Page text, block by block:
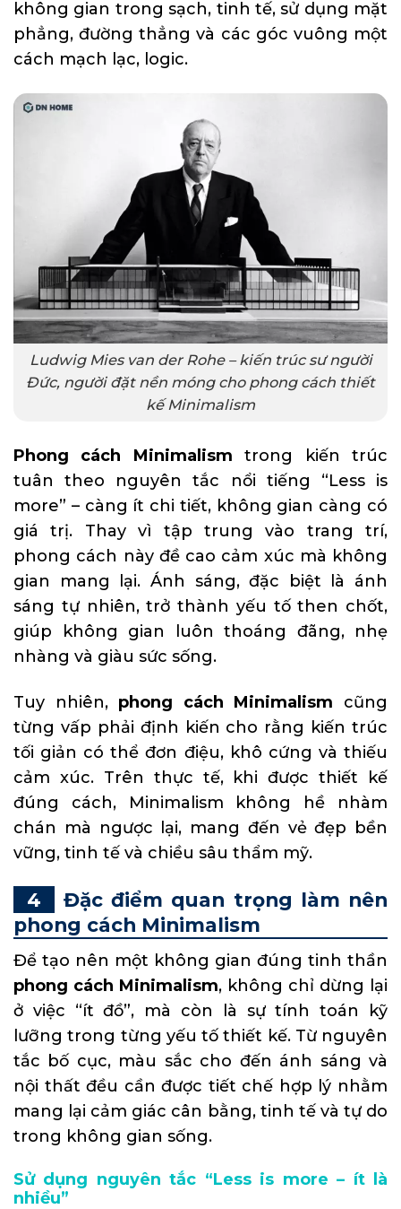
không gian trong sạch, tinh tế, sử dụng mặt
phẳng, đường thẳng và các góc vuông một
cách mạch lạc, logic.
Ludwig Mies van der Rohe – kiến trúc sư người
Đức, người đặt nền móng cho phong cách thiết
kế Minimalism
Phong cách Minimalism trong kiến trúc
tuân theo nguyên tắc nổi tiếng “Less is
more” – càng ít chi tiết, không gian càng có
giá trị. Thay vì tập trung vào trang trí,
phong cách này đề cao cảm xúc mà không
gian mang lại. Ánh sáng, đặc biệt là ánh
sáng tự nhiên, trở thành yếu tố then chốt,
giúp không gian luôn thoáng đãng, nhẹ
nhàng và giàu sức sống.
Tuy nhiên, phong cách Minimalism cũng
từng vấp phải định kiến cho rằng kiến trúc
tối giản có thể đơn điệu, khô cứng và thiếu
cảm xúc. Trên thực tế, khi được thiết kế
đúng cách, Minimalism không hề nhàm
chán mà ngược lại, mang đến vẻ đẹp bền
vững, tinh tế và chiều sâu thẩm mỹ.
Đặc điểm quan trọng làm nên
phong cách Minimalism
Để tạo nên một không gian đúng tinh thần
phong cách Minimalism, không chỉ dừng lại
ở việc “ít đồ”, mà còn là sự tính toán kỹ
lưỡng trong từng yếu tố thiết kế. Từ nguyên
tắc bố cục, màu sắc cho đến ánh sáng và
nội thất đều cần được tiết chế hợp lý nhằm
mang lại cảm giác cân bằng, tinh tế và tự do
trong không gian sống.
Sử dụng nguyên tắc “Less is more – ít là
nhiều”